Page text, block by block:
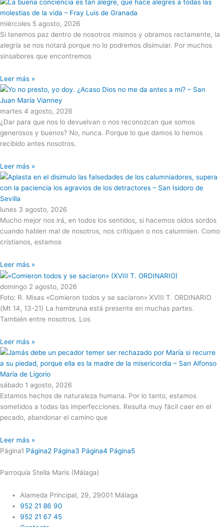
miércoles 5 agosto, 2026
Si tenemos paz dentro de nosotros mismos y obramos rectamente, la
alegría se nos notará porque no lo podremos disimular. Por muchos
sinsabores que encontremos
Leer más »
martes 4 agosto, 2026
¿Dar para que nos lo devuelvan o nos reconozcan que somos
generosos y buenos? No, nunca. Porque lo que damos lo hemos
recibido antes nosotros.
Leer más »
lunes 3 agosto, 2026
Mucho mejor nos irá, en todos los sentidos, si hacemos oídos sordos
cuando hablen mal de nosotros, nos critiquen o nos calumnien. Como
cristianos, estamos
Leer más »
domingo 2 agosto, 2026
Foto: R. Misas «Comieron todos y se saciaron» XVIII T. ORDINARIO
(Mt 14, 13-21) La hambruna está presente en muchas partes.
También entre nosotros. Los
Leer más »
sábado 1 agosto, 2026
Estamos hechos de naturaleza humana. Por lo tanto, estamos
sometidos a todas las imperfecciones. Resulta muy fácil caer en el
pecado, abandonar el camino que
Leer más »
Página1 Página2 Página3 Página4 Página5
Parroquia Stella Maris (Málaga)
Alameda Principal, 29, 29001 Málaga
952 21 86 90
952 21 67 45